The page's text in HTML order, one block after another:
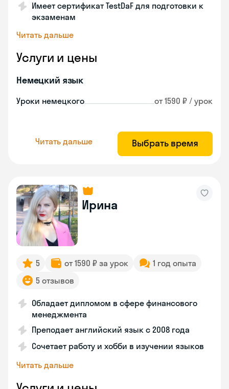
Имеет сертификат TestDaF для подготовки к
экзаменам
Читать дальше
Услуги и цены
Немецкий язык
Уроки немецкого от 1590 ₽ / урок
Читать дальше Выбрать время
Ирина
5 от 1590 ₽ за урок
1 год опыта
5 отзывов
Обладает дипломом в сфере финансового
менеджмента
Преподает английский язык с 2008 года
Сочетает работу и хобби в изучении языков
Читать дальше